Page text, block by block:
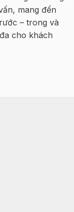
mang đến
– trong và
cho khách